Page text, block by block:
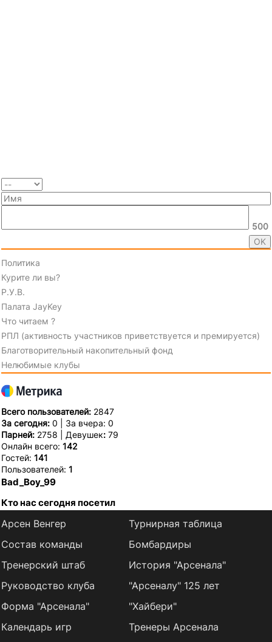
500
Политика
Курите ли вы?
Р.У.В.
Палата JayKey
Что читаем ?
РПЛ (активность участников приветствуется и премируется)
Благотворительный накопительный фонд
Нелюбимые клубы
Всего пользователей: 2847
За сегодня: 0 | За вчера: 0
Парней: 2758 | Девушек: 79
Онлайн всего: 142
Гостей: 141
Пользователей: 1
Bad_Boy_99
Кто нас сегодня посетил
Арсен Венгер
Состав команды
Тренерский штаб
Руководство клуба
Форма "Арсенала"
Календарь игр
Турнирная таблица
Бомбардиры
История "Арсенала"
"Арсеналу" 125 лет
"Хайбери"
Тренеры Арсенала